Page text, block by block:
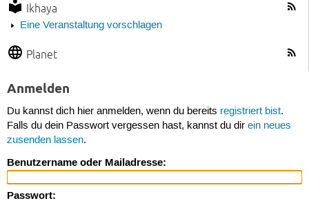
Ikhaya
Eine Veranstaltung vorschlagen
Planet
Anmelden
Du kannst dich hier anmelden, wenn du bereits registriert bist.
Falls du dein Passwort vergessen hast, kannst du dir ein neues
zusenden lassen.
Benutzername oder Mailadresse:
Passwort: